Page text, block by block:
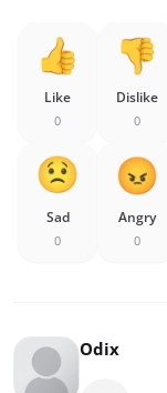
Like
0
Dislike
0
Sad
0
Angry
0
Odix